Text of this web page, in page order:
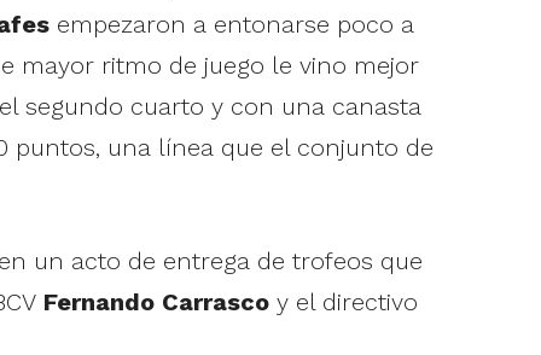
empezaron a entonarse poco a
mayor ritmo de juego le vino mejor
segundo cuarto y con una canasta
puntos, una línea que el conjunto de
un acto de entrega de trofeos que
Fernando Carrascoy el directivo